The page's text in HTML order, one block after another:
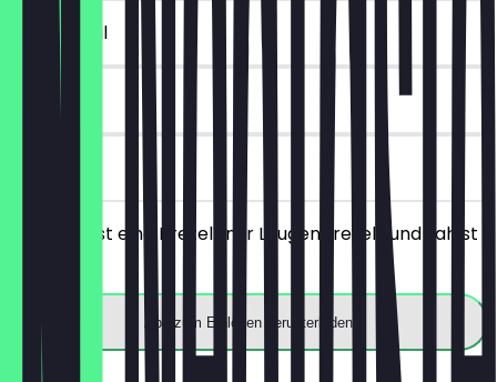
~€ 1 Vorteil
30 Tage
Du bestellst eine Brezel (nur Laugenbrezel) und zahlst
App zum Einlösen herunterladen